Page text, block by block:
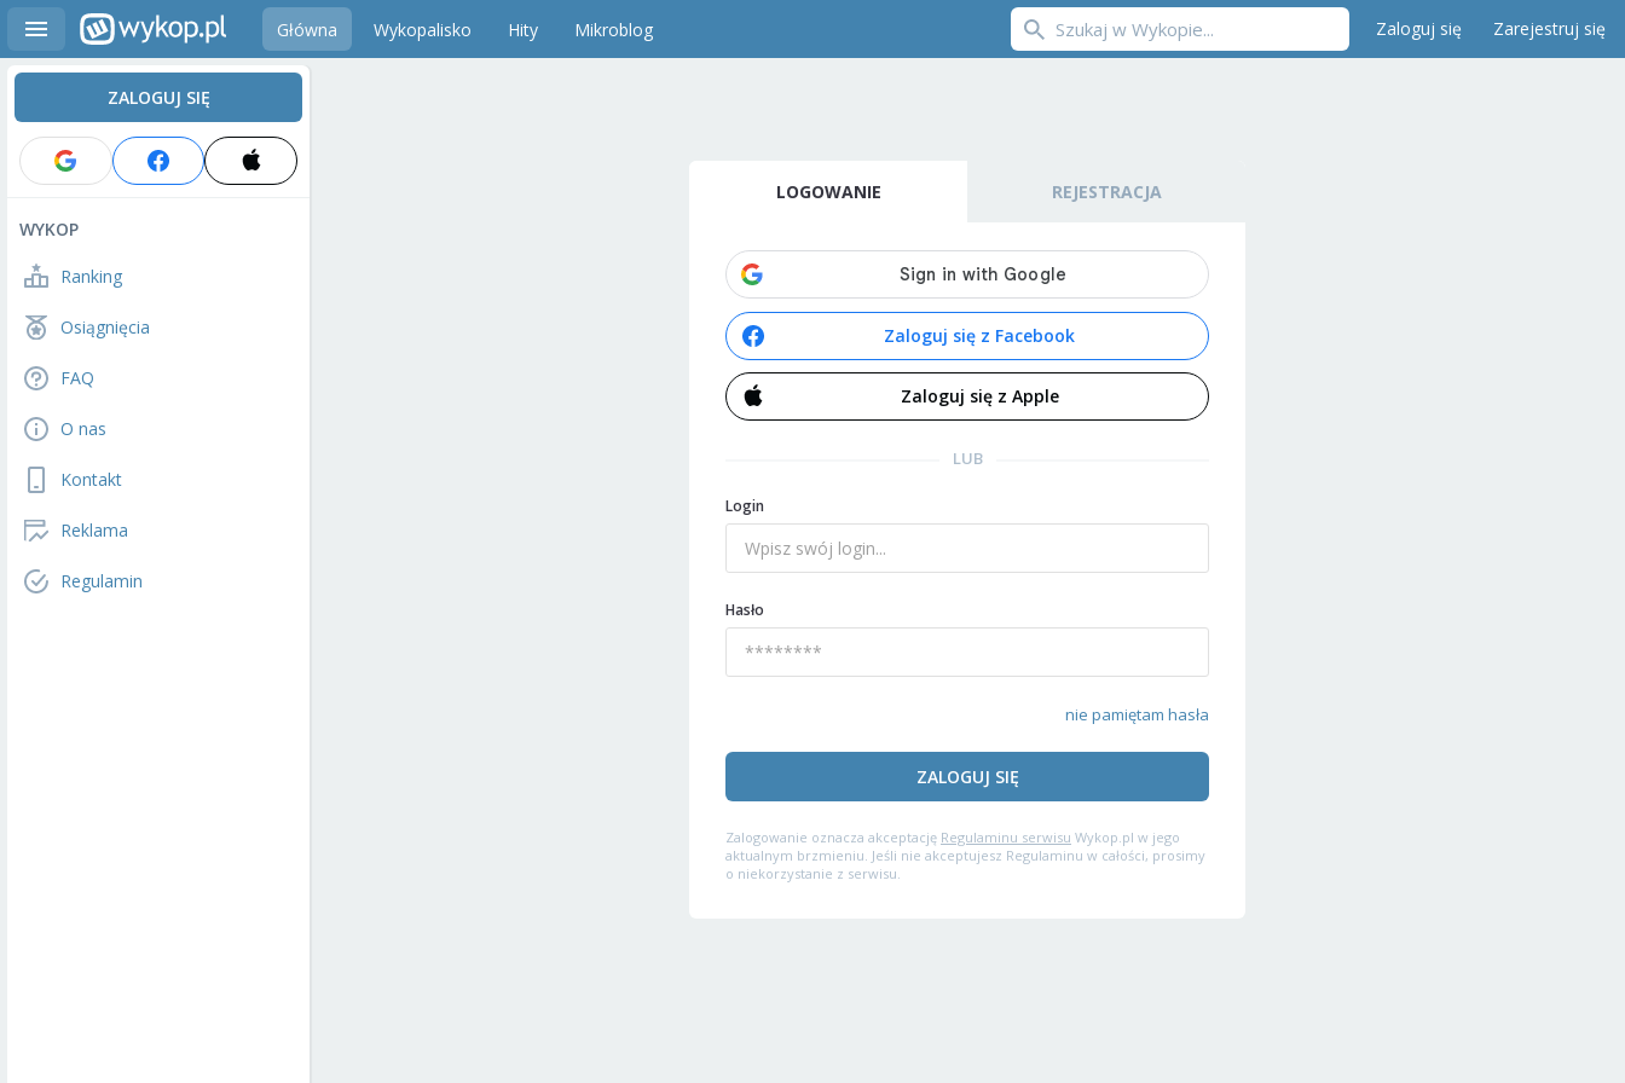
Główna Wykopalisko Hity Mikroblog Zaloguj się Zarejestruj się
ZALOGUJ SIĘ
WYKOP
Ranking
Osiągnięcia
FAQ
O nas
Kontakt
Reklama
Regulamin
LOGOWANIE REJESTRACJA
Zaloguj się z Facebook
Zaloguj się z Apple
LUB
Login
Hasło
nie pamiętam hasła
ZALOGUJ SIĘ
Zalogowanie oznacza akceptację Regulaminu serwisu Wykop.pl w jego
aktualnym brzmieniu. Jeśli nie akceptujesz Regulaminu w całości, prosimy
o niekorzystanie z serwisu.